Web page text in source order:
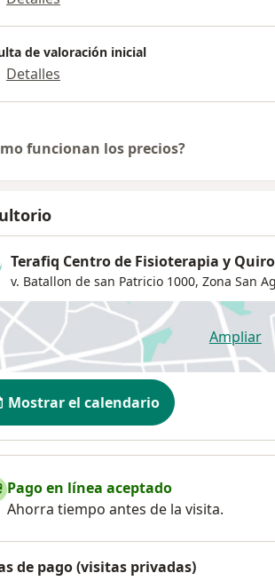
de valoración inicial
Detalles
funcionan los precios?
Terafiq Centro de Fisioterapia y
v. Batallon de san Patricio 1000, Zona San
Ampliar
se
Mostrar el calendario
Pago en línea aceptado
Ahorra tiempo antes de la visita.
de pago (visitas privadas)